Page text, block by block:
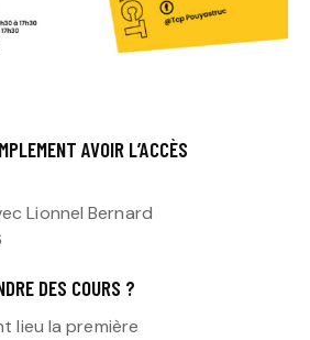
AVOIR L’ACCÈS
Lionnel Bernard
DES COURS ?
lieu la première